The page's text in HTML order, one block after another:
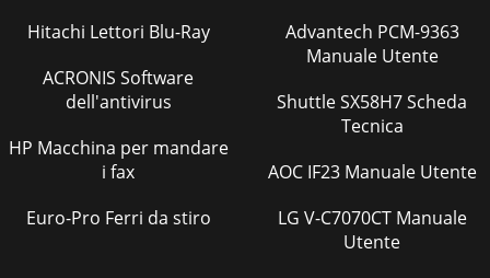
Hitachi Lettori Blu-Ray
ACRONIS Software
dell'antivirus
HP Macchina per mandare
i fax
Euro-Pro Ferri da stiro
Advantech PCM-9363
Manuale Utente
Shuttle SX58H7 Scheda
Tecnica
AOC IF23 Manuale Utente
LG V-C7070CT Manuale
Utente